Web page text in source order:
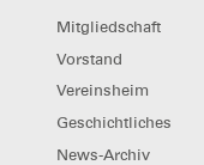
Mitgliedschaft
Vorstand
Vereinsheim
Geschichtliches
News-Archiv